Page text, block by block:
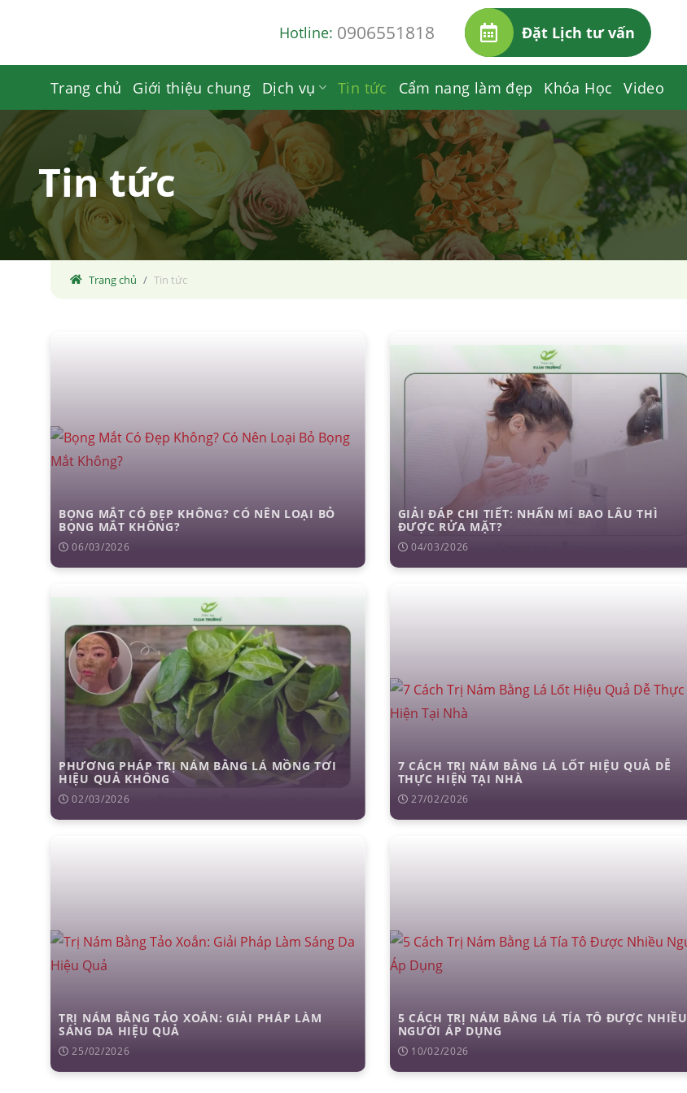
Hotline: 0906551818 Đặt Lịch tư vấn
Trang chủ Giới thiệu chung Dịch vụ Tin tức Cẩm nang làm đẹp Khóa Học Video
Tin tức
Trang chủ Tin tức
BỌNG MẮT CÓ ĐẸP KHÔNG? CÓ NÊN LOẠI BỎ
BỌNG MẮT KHÔNG?
06/03/2026
GIẢI ĐÁP CHI TIẾT: NHẤN MÍ BAO LÂU THÌ
ĐƯỢC RỬA MẶT?
04/03/2026
PHƯƠNG PHÁP TRỊ NÁM BẰNG LÁ MỒNG TƠI
HIỆU QUẢ KHÔNG
02/03/2026
7 CÁCH TRỊ NÁM BẰNG LÁ LỐT HIỆU QUẢ DỄ
THỰC HIỆN TẠI NHÀ
27/02/2026
TRỊ NÁM BẰNG TẢO XOẮN: GIẢI PHÁP LÀM
SÁNG DA HIỆU QUẢ
25/02/2026
5 CÁCH TRỊ NÁM BẰNG LÁ TÍA TÔ ĐƯỢC NHIỀU
NGƯỜI ÁP DỤNG
10/02/2026